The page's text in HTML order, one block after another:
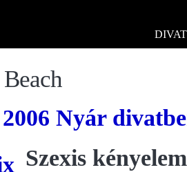
DIVAT
Nyár
Szexis kényelem